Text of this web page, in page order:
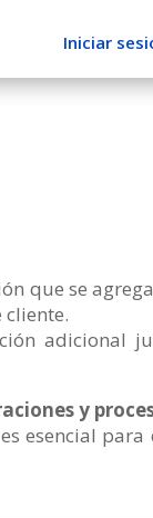
Iniciar
que se
adicional
y
esencial